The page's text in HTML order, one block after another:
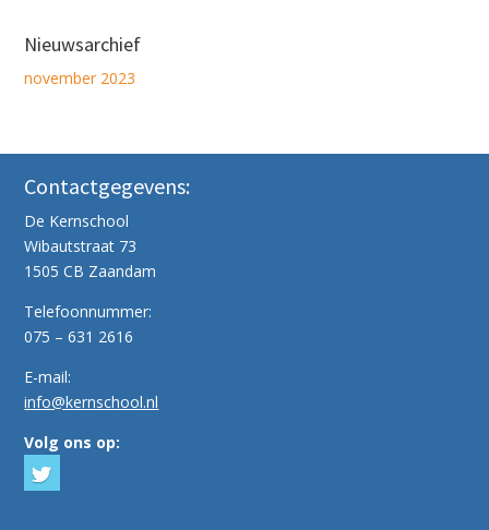
Nieuwsarchief
november 2023
Contactgegevens:
De Kernschool
Wibautstraat 73
1505 CB Zaandam
Telefoonnummer:
075 – 631 2616
E-mail:
info@kernschool.nl
Volg ons op: